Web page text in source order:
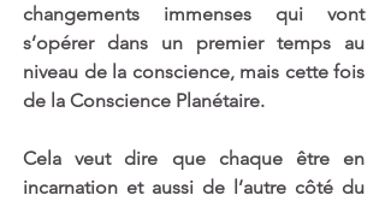
changements immenses qui vont
s’opérer dans un premier temps au
niveau de la conscience, mais cette fois
de la Conscience Planétaire.
Cela veut dire que chaque être en
incarnation et aussi de l’autre côté du